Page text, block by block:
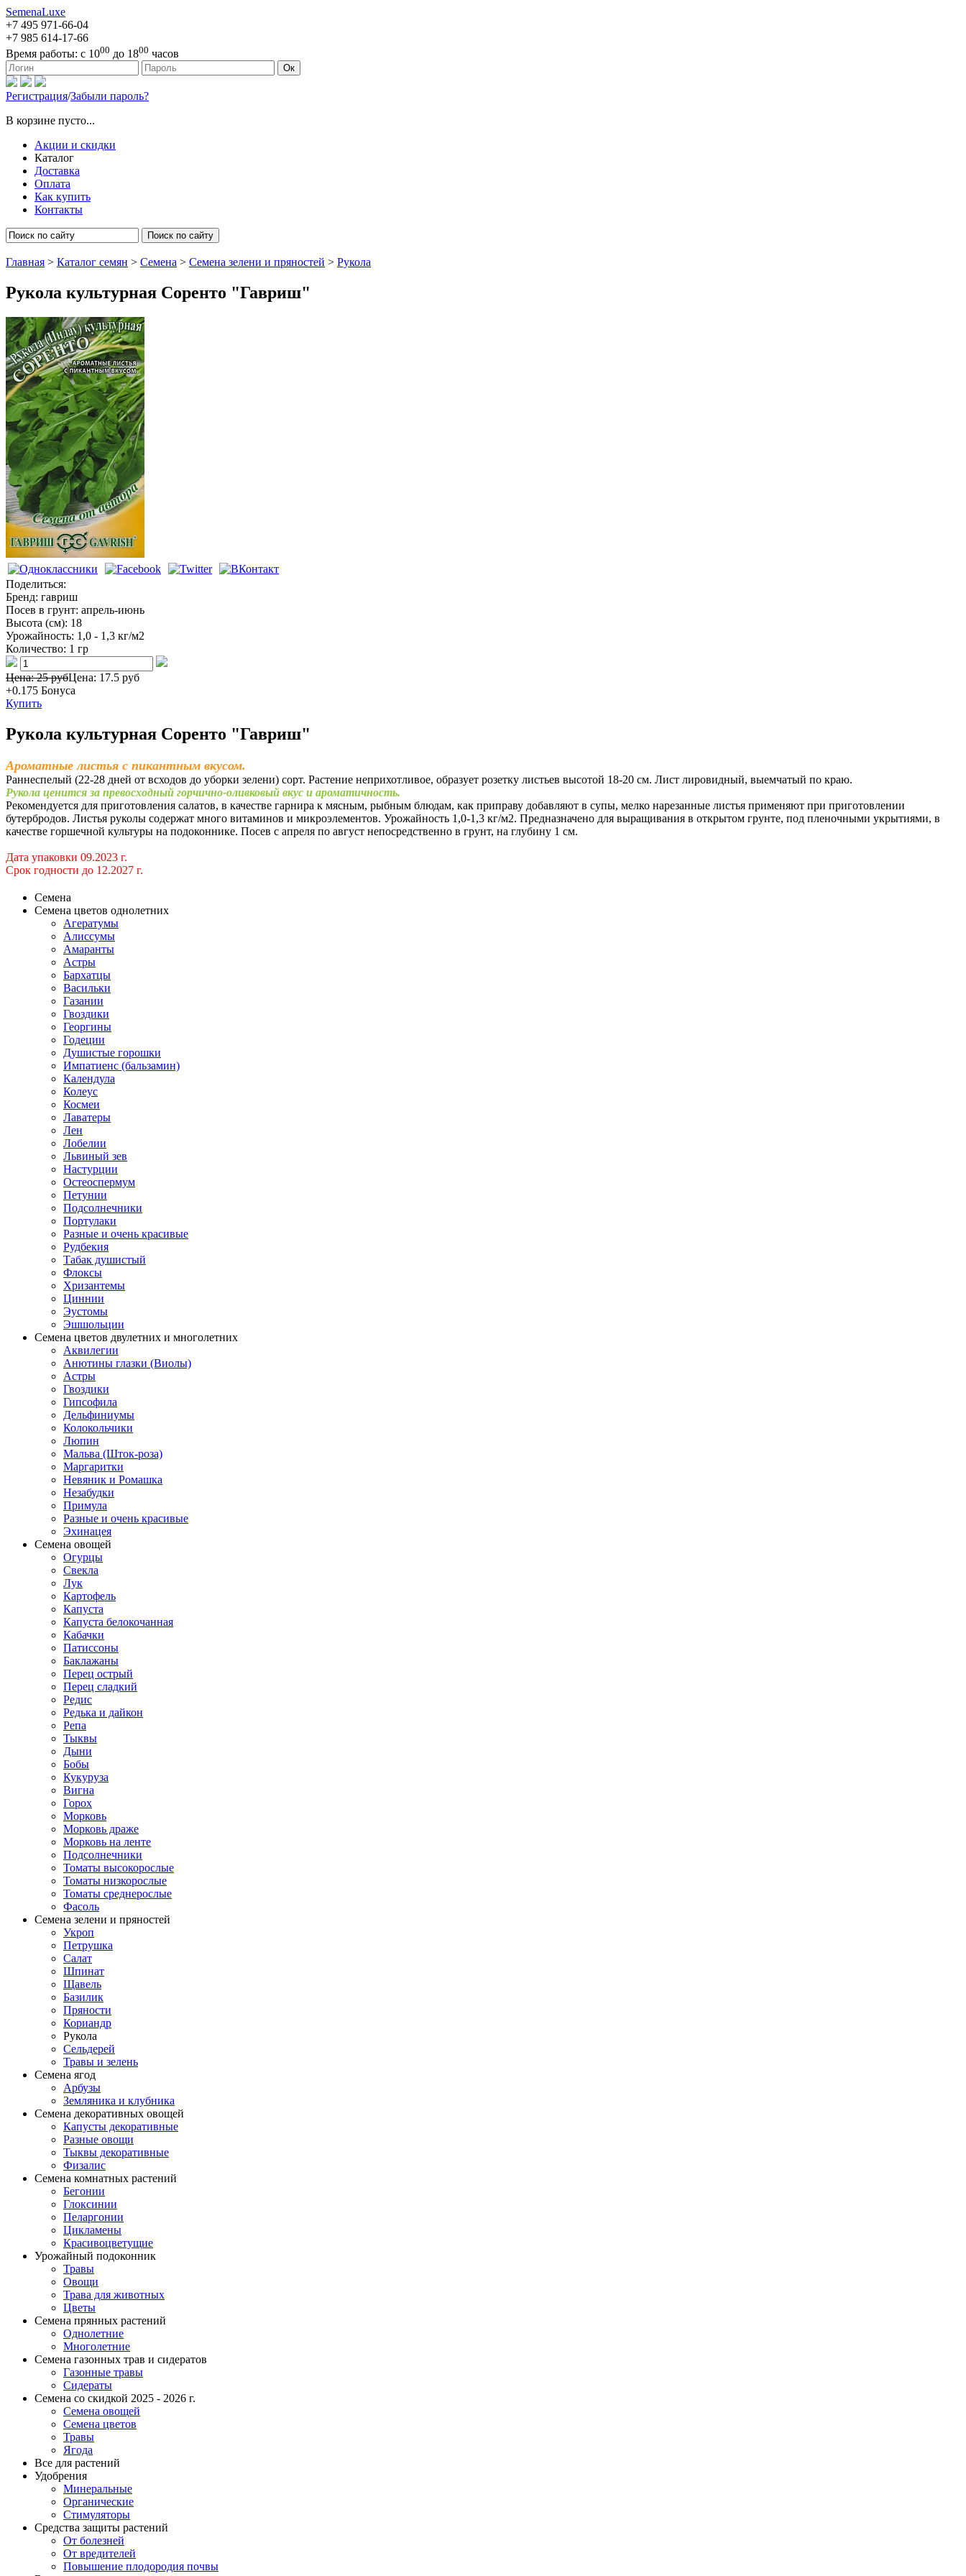
SemenaLuxe
+7 495 971-66-04
+7 985 614-17-66
Время работы: с 1000 до 1800 часов
127473, г. Москва, ул. Краснопролетарская, д. 16, стр. 1 Ок
Регистрация/Забыли пароль?
В корзине пусто...
Акции и скидки
Каталог
Доставка
Оплата
Как купить
Контакты
Поиск по сайту
Главная > Каталог семян > Семена > Семена зелени и пряностей > Рукола
Рукола культурная Соренто "Гавриш"
Рукола
Поделиться:
Бренд: гавриш
Посев в грунт: апрель-июнь
Высота (см): 18
Урожайность: 1,0 - 1,3 кг/м2
Количество: 1 гр
Цена: 25 рубЦена: 17.5 руб
+0.175 Бонуса
Купить
Рукола культурная Соренто "Гавриш"
Ароматные листья с пикантным вкусом.
Раннеспелый (22-28 дней от всходов до уборки зелени) сорт. Растение неприхотливое, образует розетку листьев высотой 18-20 см. Лист лировидный, выемчатый по краю.
Рукола ценится за превосходный горчично-оливковый вкус и ароматичность.
Рекомендуется для приготовления салатов, в качестве гарнира к мясным, рыбным блюдам, как приправу добавляют в супы, мелко нарезанные листья применяют при приготовлении
бутербродов. Листья руколы содержат много витаминов и микроэлементов. Урожайность 1,0-1,3 кг/м2. Предназначено для выращивания в открытом грунте, под пленочными укрытиями, в
качестве горшечной культуры на подоконнике. Посев с апреля по август непосредственно в грунт, на глубину 1 см.
Дата упаковки 09.2023 г.
Срок годности до 12.2027 г.
Семена
Семена цветов однолетних
Агератумы
Алиссумы
Амаранты
Астры
Бархатцы
Васильки
Газании
Гвоздики
Георгины
Годеции
Душистые горошки
Импатиенс (бальзамин)
Календула
Колеус
Космеи
Лаватеры
Лен
Лобелии
Львиный зев
Настурции
Остеоспермум
Петунии
Подсолнечники
Портулаки
Разные и очень красивые
Рудбекия
Табак душистый
Флоксы
Хризантемы
Циннии
Эустомы
Эшшольции
Семена цветов двулетних и многолетних
Аквилегии
Анютины глазки (Виолы)
Астры
Гвоздики
Гипсофила
Дельфиниумы
Колокольчики
Люпин
Мальва (Шток-роза)
Маргаритки
Невяник и Ромашка
Незабудки
Примула
Разные и очень красивые
Эхинацея
Семена овощей
Огурцы
Свекла
Лук
Картофель
Капуста
Капуста белокочанная
Кабачки
Патиссоны
Баклажаны
Перец острый
Перец сладкий
Редис
Редька и дайкон
Репа
Тыквы
Дыни
Бобы
Кукуруза
Вигна
Горох
Морковь
Морковь драже
Морковь на ленте
Подсолнечники
Томаты высокорослые
Томаты низкорослые
Томаты среднерослые
Фасоль
Семена зелени и пряностей
Укроп
Петрушка
Салат
Шпинат
Щавель
Базилик
Пряности
Кориандр
Рукола
Сельдерей
Травы и зелень
Семена ягод
Арбузы
Земляника и клубника
Семена декоративных овощей
Капусты декоративные
Разные овощи
Тыквы декоративные
Физалис
Семена комнатных растений
Бегонии
Глоксинии
Пеларгонии
Цикламены
Красивоцветущие
Урожайный подоконник
Травы
Овощи
Трава для животных
Цветы
Семена прянных растений
Однолетние
Многолетние
Семена газонных трав и сидератов
Газонные травы
Сидераты
Семена со скидкой 2025 - 2026 г.
Семена овощей
Семена цветов
Травы
Ягода
Все для растений
Удобрения
Минеральные
Органические
Стимуляторы
Средства защиты растений
От болезней
От вредителей
Повышение плодородия почвы